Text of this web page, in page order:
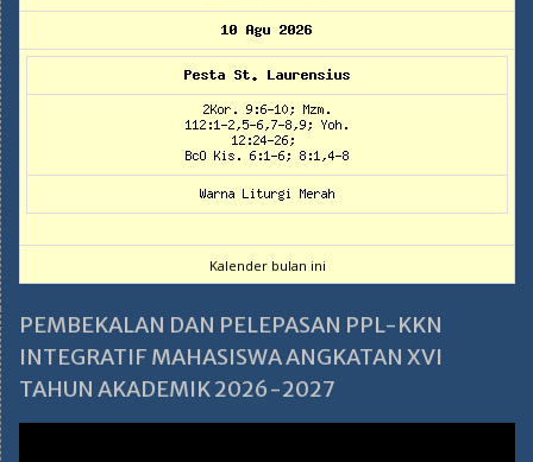
Kalender bulan ini
PEMBEKALAN DAN PELEPASAN PPL-KKN
INTEGRATIF MAHASISWA ANGKATAN XVI
TAHUN AKADEMIK 2026-2027